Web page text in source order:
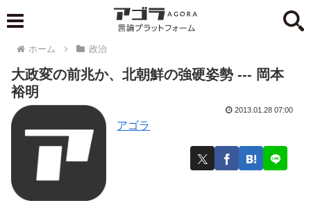
ホーム 政治
大政変の前兆か、北朝鮮の強硬姿勢 --- 岡本
裕明
アゴラ
2013.01.28 07:00